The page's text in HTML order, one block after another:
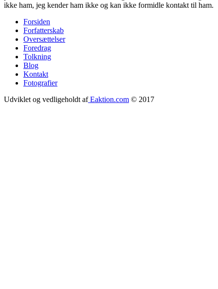
ikke ham, jeg kender ham ikke og kan ikke formidle kontakt til ham.
Footer
menu
Forsiden
Forfatterskab
Oversættelser
Foredrag
Tolkning
Blog
Kontakt
Fotografier
Udviklet og vedligeholdt afEaktion.com © 2017